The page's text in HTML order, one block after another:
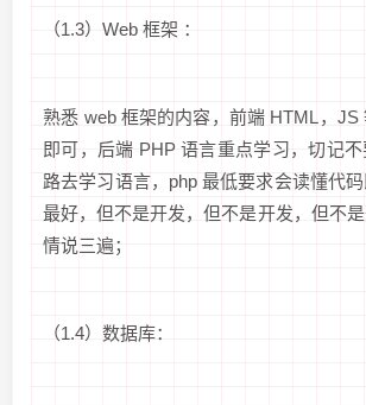
（1.3）Web 框架 ：
熟悉 web 框架的内容，前端 HTML，JS
即可，后端 PHP 语言重点学习，切记
路去学习语言，php 最低要求会读懂代
最好，但不是开发，但不是开发，但不
情说三遍；
（1.4）数据库：